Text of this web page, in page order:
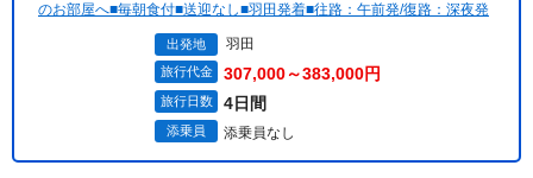
のお部屋へ■毎朝食付■送迎なし■羽田発着■往路：午前発/復路：深夜発
出発地 羽田
旅行代金 307,000～383,000円
旅行日数 4日間
添乗員 添乗員なし